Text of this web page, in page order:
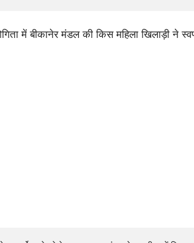
में बीकानेर मंडल की किस महिला खिलाड़ी ने